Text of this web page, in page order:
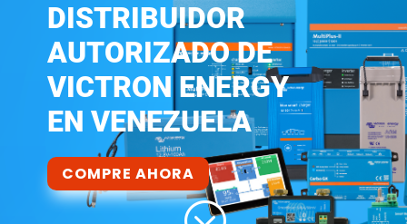
DISTRIBUIDOR
AUTORIZADO DE
VICTRON ENERGY
EN VENEZUELA
COMPRE AHORA